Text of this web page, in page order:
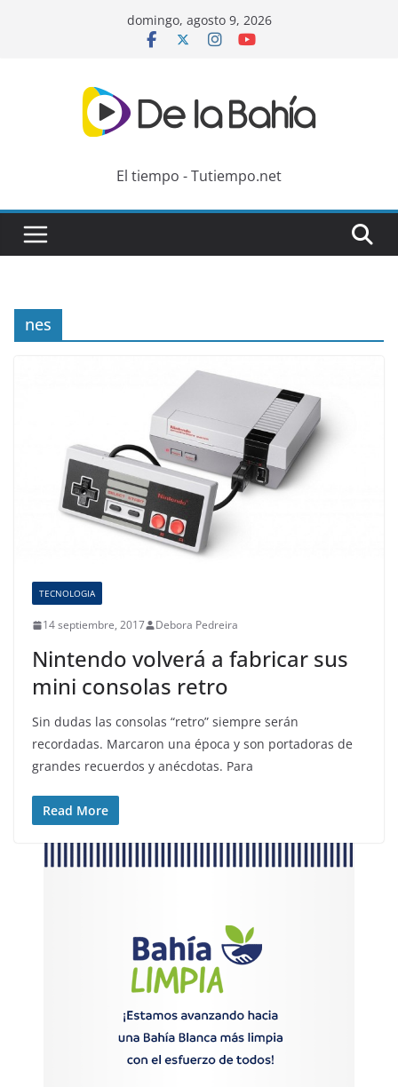
domingo, agosto 9, 2026
El tiempo - Tutiempo.net
nes
TECNOLOGIA
14 septiembre, 2017 Debora Pedreira
Nintendo volverá a fabricar sus
mini consolas retro
Sin dudas las consolas “retro” siempre serán
recordadas. Marcaron una época y son portadoras de
grandes recuerdos y anécdotas. Para
Read More